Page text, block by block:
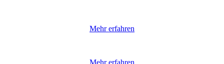
Mehr erfahren